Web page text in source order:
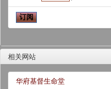
相关网站
华府基督生命堂